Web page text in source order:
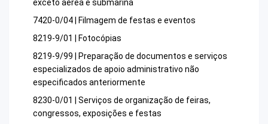
exceto aérea e submarina
7420-0/04 | Filmagem de festas e eventos
8219-9/01 | Fotocópias
8219-9/99 | Preparação de documentos e serviços
especializados de apoio administrativo não
especificados anteriormente
8230-0/01 | Serviços de organização de feiras,
congressos, exposições e festas